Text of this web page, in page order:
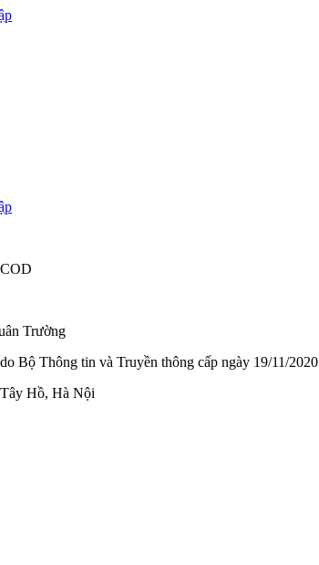
Trường
Bộ Thông tin và Truyền thông cấp ngày 19/11/2020
Hồ, Hà Nội